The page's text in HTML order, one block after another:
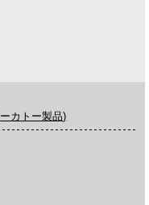
カトー製品)